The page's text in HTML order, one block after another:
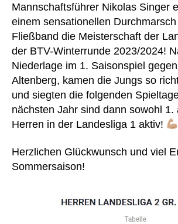
Mannschaftsführer Nikolas Singer
einem sensationellen
Fließband die Meisterschaft der
der BTV-Winterrunde 2023/2024!
Niederlage im 1. Saisonspiel
Altenberg, kamen die Jungs so
und siegten die folgenden
nächsten Jahr sind dann sowohl 1.
Herren in der Landesliga 1 aktiv!
Herzlichen Glückwunsch und viel
Sommersaison!